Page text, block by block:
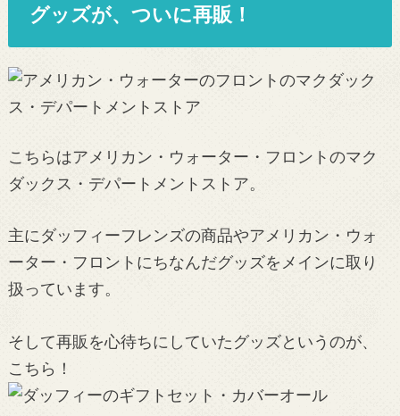
グッズが、ついに再販！
こちらはアメリカン・ウォーター・フロントのマク
ダックス・デパートメントストア。
主にダッフィーフレンズの商品やアメリカン・ウォ
ーター・フロントにちなんだグッズをメインに取り
扱っています。
そして再販を心待ちにしていたグッズというのが、
こちら！